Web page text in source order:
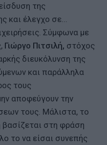
της
έλεγχο σε...
Σύμφωνα με
Γιώργο Πιτσιλή, στόχος
διευκόλυνση της
και παράλληλα
τους
αποφεύγουν την
τους. Μάλιστα, το
βασίζεται στη φράση
το να είσαι συνεπής